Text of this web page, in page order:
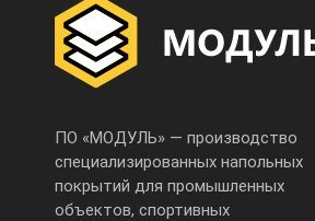
ПО «МОДУЛЬ» — производство
специализированных напольных
покрытий для промышленных
объектов, спортивных